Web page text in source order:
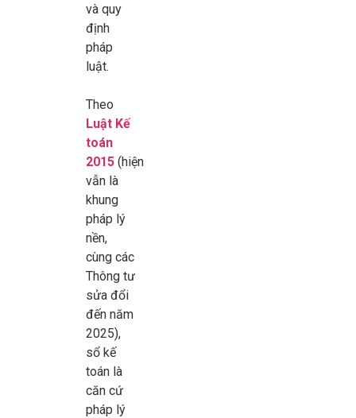
và quy
định
pháp
luật.
Theo
Luật Kế
toán
2015 (hiện
vẫn là
khung
pháp lý
nền,
cùng các
Thông tư
sửa đổi
đến năm
2025),
sổ kế
toán là
căn cứ
pháp lý